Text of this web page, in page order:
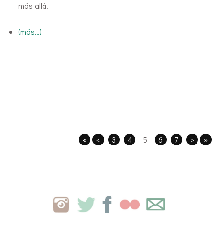
más allá.
(más…)
« < 3 4 5 6 7 > »